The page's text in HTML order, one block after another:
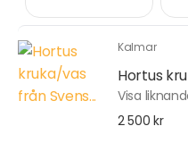
Kalmar
Hortus
Visa
2 500 kr